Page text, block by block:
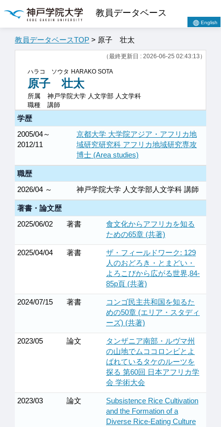
教員データベース
English
教員データベースTOP > 原子 壮太
（最終更新日 : 2026-06-25 02:43:13）
ハラコ ソウタ HARAKO SOTA
原子 壮太
所属
神戸学院大学 人文学部 人文学科
職種
講師
学歴
2005/04～
2012/11
京都大学 大学院アジア・アフリカ地
域研究研究科 アフリカ地域研究専攻
博士 (Area studies)
職歴
2026/04 ～
神戸学院大学 人文学部人文学科 講師
著書・論文歴
2025/06/02
著書
食文化からアフリカを知る
ための65章 (共著)
2025/04/04 著書
ザ・フィールドワーク: 129
人のおどろき・とまどい・
よろこびから広がる世界,84-
85p頁 (共著)
2024/07/15 著書
コンゴ民主共和国を知るた
めの50章 (エリア・スタディ
ーズ) (共著)
2023/05 論文
タンザニア南部・ルヴマ州
の山地でムココロンビとよ
ばれているタケのルーツを
探る 第60回 日本アフリカ学
会 学術大会
2023/03 論文
Subsistence Rice Cultivation
and the Formation of a
Diverse Rice-Eating Culture